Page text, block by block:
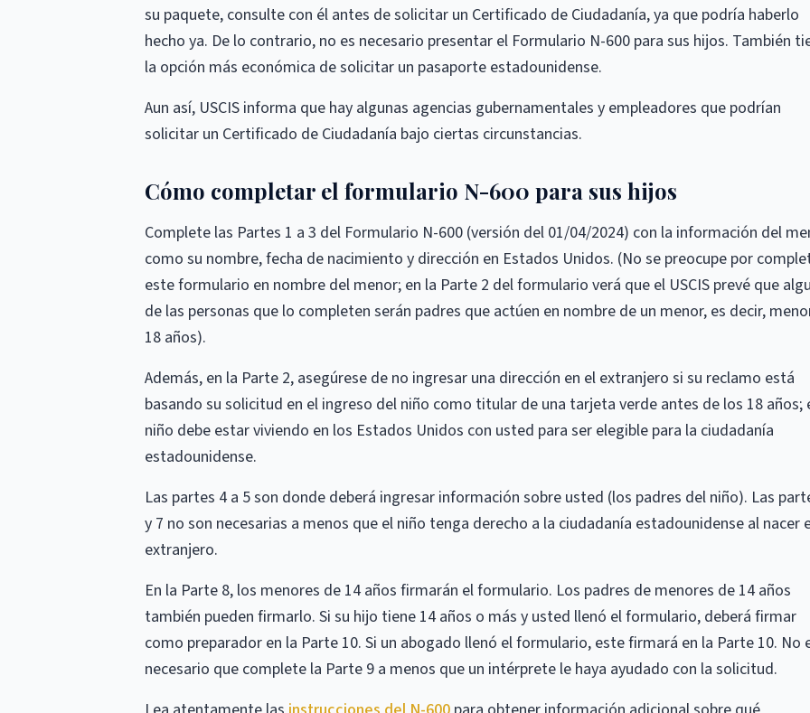
su paquete, consulte con él antes de solicitar un Certificado de Ciudadanía, ya que podría haberlo
hecho ya. De lo contrario, no es necesario presentar el Formulario N-600 para sus hijos. También
la opción más económica de solicitar un pasaporte estadounidense.
Aun así, USCIS informa que hay algunas agencias gubernamentales y empleadores que podrían
solicitar un Certificado de Ciudadanía bajo ciertas circunstancias.
Cómo completar el formulario N-600 para sus hijos
Complete las Partes 1 a 3 del Formulario N-600 (versión del 01/04/2024) con la información del
como su nombre, fecha de nacimiento y dirección en Estados Unidos. (No se preocupe por
este formulario en nombre del menor; en la Parte 2 del formulario verá que el USCIS prevé que
de las personas que lo completen serán padres que actúen en nombre de un menor, es decir,
18 años).
Además, en la Parte 2, asegúrese de no ingresar una dirección en el extranjero si su reclamo está
basando su solicitud en el ingreso del niño como titular de una tarjeta verde antes de los 18 años;
niño debe estar viviendo en los Estados Unidos con usted para ser elegible para la ciudadanía
estadounidense.
Las partes 4 a 5 son donde deberá ingresar información sobre usted (los padres del niño). Las
y 7 no son necesarias a menos que el niño tenga derecho a la ciudadanía estadounidense al nacer
extranjero.
En la Parte 8, los menores de 14 años firmarán el formulario. Los padres de menores de 14 años
también pueden firmarlo. Si su hijo tiene 14 años o más y usted llenó el formulario, deberá firmar
como preparador en la Parte 10. Si un abogado llenó el formulario, este firmará en la Parte 10. No
necesario que complete la Parte 9 a menos que un intérprete le haya ayudado con la solicitud.